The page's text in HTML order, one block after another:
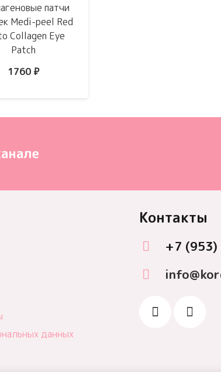
патчи
Medi-peel Red
Collagen Eye
Patch
1760 ₽
данных
Контакты
+7